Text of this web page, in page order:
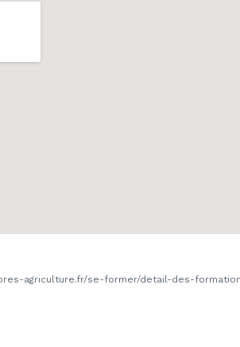
agriculture.fr/se-former/detail-des-